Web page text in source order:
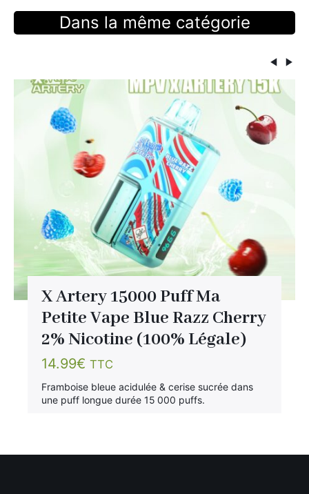
Dans la même catégorie
X Artery 15000 Puff Ma
Petite Vape Blue Razz Cherry
2% Nicotine (100% Légale)
14.99€ TTC
Framboise bleue acidulée & cerise sucrée dans
une puff longue durée 15 000 puffs.